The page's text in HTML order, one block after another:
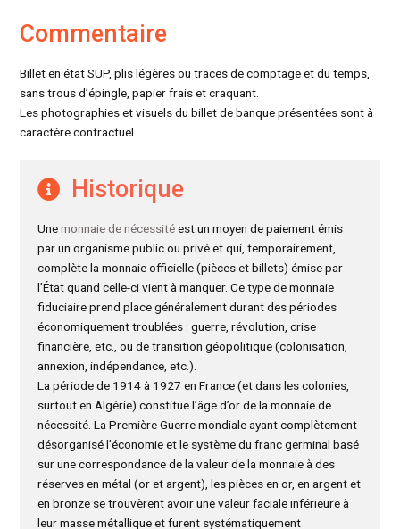
Commentaire
Billet en état SUP, plis légères ou traces de comptage et du temps,
sans trous d’épingle, papier frais et craquant.
Les photographies et visuels du billet de banque présentées sont à
caractère contractuel.
Historique
Unemonnaie de nécessitéest un moyen de paiement émis
par un organisme public ou privé et qui, temporairement,
complète la monnaie officielle (pièces et billets) émise par
l’État quand celle-ci vient à manquer. Ce type de monnaie
fiduciaire prend place généralement durant des périodes
économiquement troublées : guerre, révolution, crise
financière, etc., ou de transition géopolitique (colonisation,
annexion, indépendance, etc.).
La période de 1914 à 1927 en France (et dans les colonies,
surtout en Algérie) constitue l’âge d’or de la monnaie de
nécessité. La Première Guerre mondiale ayant complètement
désorganisé l’économie et le système du franc germinal basé
sur une correspondance de la valeur de la monnaie à des
réserves en métal (or et argent), les pièces en or, en argent et
en bronze se trouvèrent avoir une valeur faciale inférieure à
leur masse métallique et furent systématiquement